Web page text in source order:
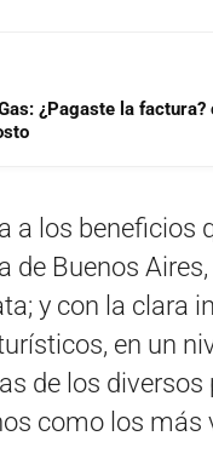
¿Pagaste la
a los beneficios
de Buenos
y con la clara
en un
de los
como los más